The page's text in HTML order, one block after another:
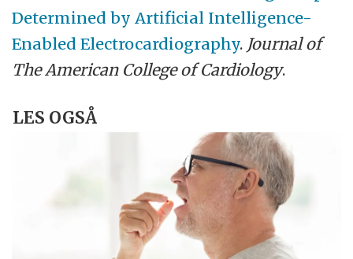
Determined by Artificial Intelligence-
Enabled Electrocardiography. Journal of
The American College of Cardiology.
LES OGSÅ